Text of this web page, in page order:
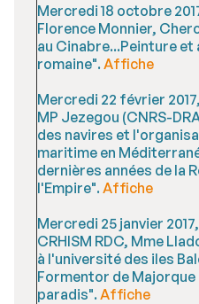
Mercredi 18 octobre
Florence Monnier,
au Cinabre...Peinture
romaine".Affiche
Mercredi 22 février
MP Jezegou (CNRS-
des navires et
maritime en
dernières années de la
l'Empire".Affiche
Mercredi 25 janvier
CRHISM RDC, Mme
à l'université des iles
Formentor de Majorque
paradis".Affiche